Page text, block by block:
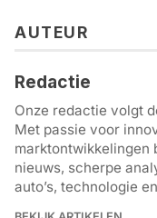
AUTEUR
Redactie
Onze redactie volgt
Met passie voor
marktontwikkelingen
nieuws, scherpe
auto’s, technologie